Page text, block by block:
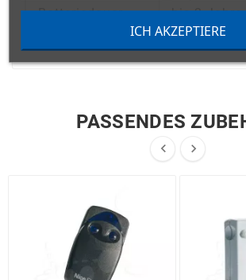
Batteriedauer
bis 2 Jahre
PASSENDES
 
ICH AKZEPTIERE